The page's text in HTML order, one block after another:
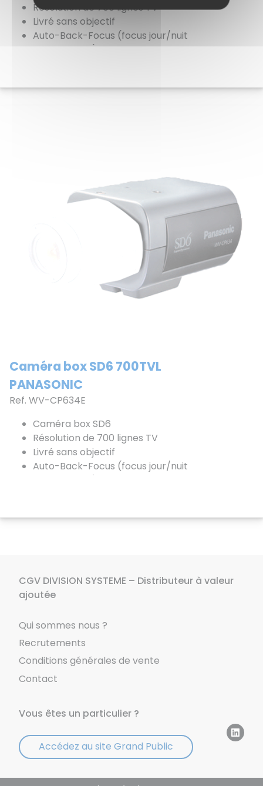
Résolution de 700 lignes TV
Livré sans objectif
Auto-Back-Focus (focus jour/nuit
automatique)
Caméra box SD6 700TVL
PANASONIC
Ref. WV-CP634E
Caméra box SD6
Résolution de 700 lignes TV
Livré sans objectif
Auto-Back-Focus (focus jour/nuit
CGV DIVISION SYSTEME – Distributeur à valeur
ajoutée
Qui sommes nous ?
Recrutements
Conditions générales de vente
Contact
Vous êtes un particulier ?
Accédez au site Grand Public